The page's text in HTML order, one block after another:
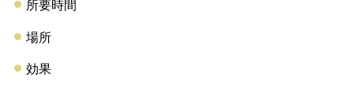
所要時間
場所
効果